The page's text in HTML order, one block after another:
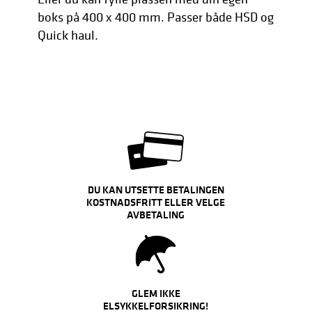
boks på 400 x 400 mm. Passer både HSD og
Quick haul.
DU KAN UTSETTE BETALINGEN
KOSTNADSFRITT ELLER VELGE
AVBETALING
GLEM IKKE
ELSYKKELFORSIKRING!